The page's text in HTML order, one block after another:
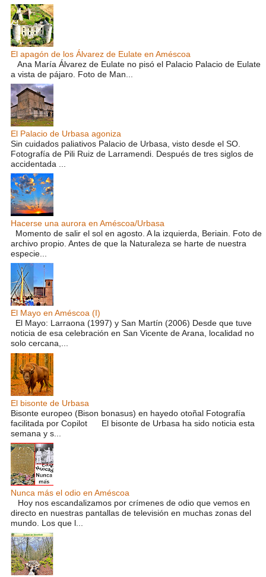
El apagón de los Álvarez de Eulate en Améscoa
Ana María Álvarez de Eulate no pisó el Palacio Palacio de Eulate
a vista de pájaro. Foto de Man...
El Palacio de Urbasa agoniza
Sin cuidados paliativos Palacio de Urbasa, visto desde el SO.
Fotografía de Pili Ruiz de Larramendi. Después de tres siglos de
accidentada ...
Hacerse una aurora en Améscoa/Urbasa
Momento de salir el sol en agosto. A la izquierda, Beriain. Foto de
archivo propio. Antes de que la Naturaleza se harte de nuestra
especie...
El Mayo en Améscoa (I)
El Mayo: Larraona (1997) y San Martín (2006) Desde que tuve
noticia de esa celebración en San Vicente de Arana, localidad no
solo cercana,...
El bisonte de Urbasa
Bisonte europeo (Bison bonasus) en hayedo otoñal Fotografía
facilitada por Copilot El bisonte de Urbasa ha sido noticia esta
semana y s...
Nunca más el odio en Améscoa
Hoy nos escandalizamos por crímenes de odio que vemos en
directo en nuestras pantallas de televisión en muchas zonas del
mundo. Los que l...